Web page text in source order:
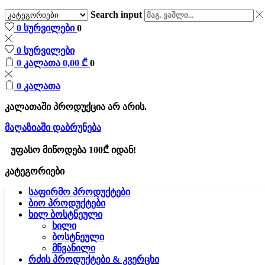
Search input
0 სურვილები0
0 სურვილები
0 კალათა 0,00 ₾ 0
0 კალათა
კალათაში პროდუქცია არ არის.
მაღაზიაში დაბრუნება
უფასო მიწოდება 100₾ იდან!
კატეგორიები
საფირმო პროდუქტები
ბიო პროდუქტები
ხილ ბოსტნეული
ხილი
ბოსტნეული
მწვანილი
რძის პროდუქტები & კვერცხი